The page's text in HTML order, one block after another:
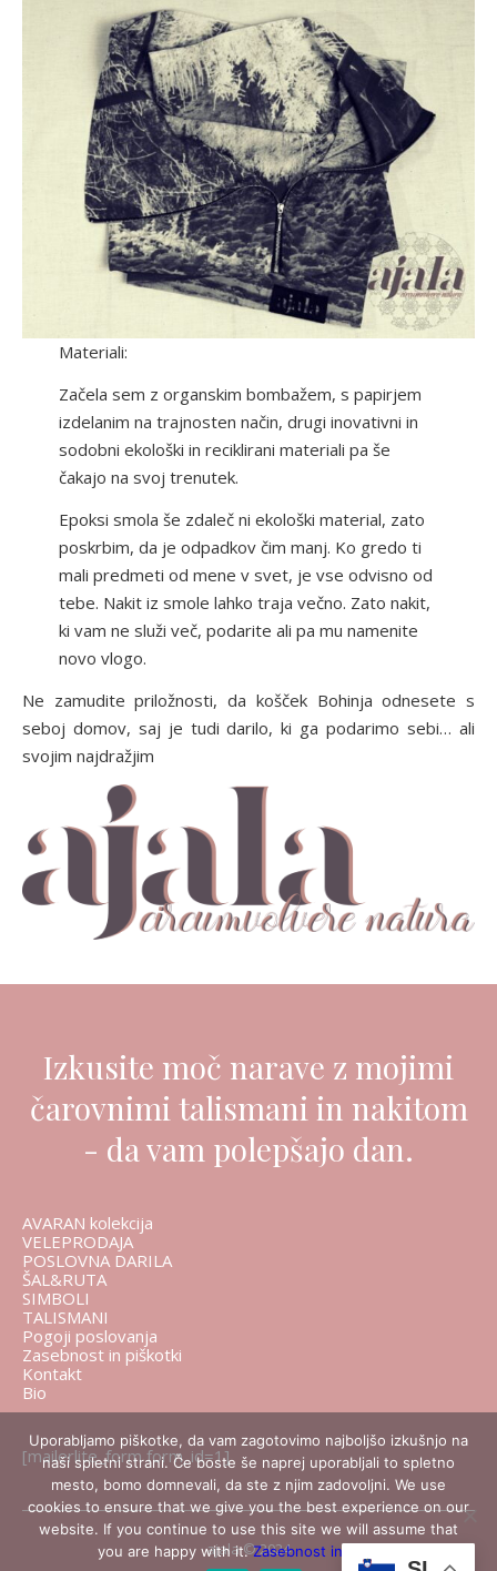
Materiali:
Začela sem z organskim bombažem, s papirjem
izdelanim na trajnosten način, drugi inovativni in
sodobni ekološki in reciklirani materiali pa še
čakajo na svoj trenutek.
Epoksi smola še zdaleč ni ekološki material, zato
poskrbim, da je odpadkov čim manj. Ko gredo ti
mali predmeti od mene v svet, je vse odvisno od
tebe. Nakit iz smole lahko traja večno. Zato nakit,
ki vam ne služi več, podarite ali pa mu namenite
novo vlogo.
Ne zamudite priložnosti, da košček Bohinja odnesete s
seboj domov, saj je tudi darilo, ki ga podarimo sebi… ali
svojim najdražjim
Izkusite moč narave z mojimi
čarovnimi talismani in nakitom
- da vam polepšajo dan.
AVARAN kolekcija
VELEPRODAJA
POSLOVNA DARILA
ŠAL&RUTA
SIMBOLI
TALISMANI
Pogoji poslovanja
Zasebnost in piškotki
Kontakt
Bio
[mailerlite_form form_id=1]
ajala © 2024
Uporabljamo piškotke, da vam zagotovimo najboljšo izkušnjo na
naši spletni strani. Če boste še naprej uporabljali to spletno
mesto, bomo domnevali, da ste z njim zadovoljni. We use
cookies to ensure that we give you the best experience on our
website. If you continue to use this site we will assume that
you are happy with it.Zasebnost in piškotki